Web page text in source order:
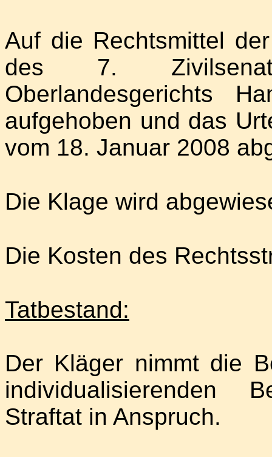
Auf die Rechtsmittel
des 7.
Oberlandesgerichts
aufgehoben und das
vom 18. Januar 2008
Die Klage wird
Die Kosten des
Tatbestand:
Der Kläger nimmt die
individualisierenden
Straftat in Anspruch.